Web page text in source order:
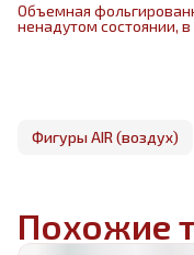
Объемная
ненадутом состоянии,
Фигуры AIR (воздух)
Похожие